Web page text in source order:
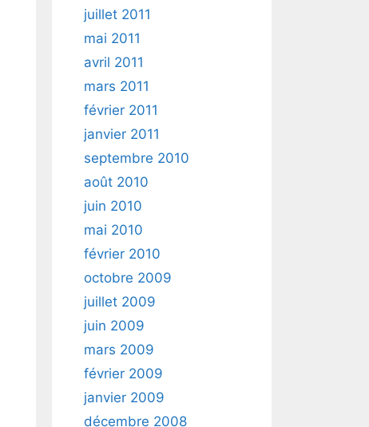
juillet 2011
mai 2011
avril 2011
mars 2011
février 2011
janvier 2011
septembre 2010
août 2010
juin 2010
mai 2010
février 2010
octobre 2009
juillet 2009
juin 2009
mars 2009
février 2009
janvier 2009
décembre 2008